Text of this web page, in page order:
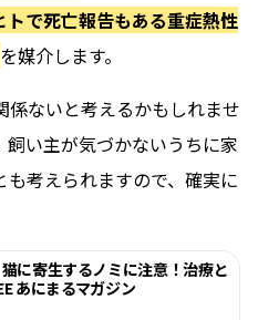
トで死亡報告もある重症熱性
を媒介します。
係ないと考えるかもしれませ
い主が気づかないうちに家
考えられますので、確実に
猫に寄生するノミに注意！治療と
あにまるマガジン